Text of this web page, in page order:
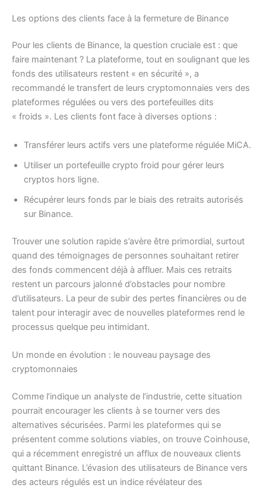
Les options des clients face à la fermeture de Binance
Pour les clients de Binance, la question cruciale est : que
faire maintenant ? La plateforme, tout en soulignant que les
fonds des utilisateurs restent « en sécurité », a
recommandé le transfert de leurs cryptomonnaies vers des
plateformes régulées ou vers des portefeuilles dits
« froids ». Les clients font face à diverses options :
Transférer leurs actifs vers une plateforme régulée MiCA.
Utiliser un portefeuille crypto froid pour gérer leurs
cryptos hors ligne.
Récupérer leurs fonds par le biais des retraits autorisés
sur Binance.
Trouver une solution rapide s’avère être primordial, surtout
quand des témoignages de personnes souhaitant retirer
des fonds commencent déjà à affluer. Mais ces retraits
restent un parcours jalonné d’obstacles pour nombre
d’utilisateurs. La peur de subir des pertes financières ou de
talent pour interagir avec de nouvelles plateformes rend le
processus quelque peu intimidant.
Un monde en évolution : le nouveau paysage des
cryptomonnaies
Comme l’indique un analyste de l’industrie, cette situation
pourrait encourager les clients à se tourner vers des
alternatives sécurisées. Parmi les plateformes qui se
présentent comme solutions viables, on trouve Coinhouse,
qui a récemment enregistré un afflux de nouveaux clients
quittant Binance. L’évasion des utilisateurs de Binance vers
des acteurs régulés est un indice révélateur des